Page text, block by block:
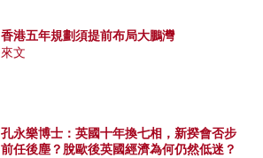
香港五年規劃須提前布局大鵬灣
來文
孔永樂博士：英國十年換七相，新揆會否步
前任後塵？脫歐後英國經濟為何仍然低迷？